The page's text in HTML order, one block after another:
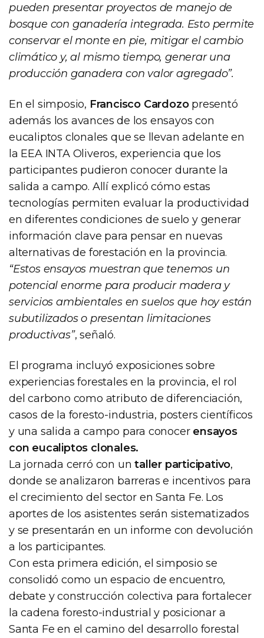
pueden presentar proyectos de manejo de
bosque con ganadería integrada. Esto permite
conservar el monte en pie, mitigar el cambio
climático y, al mismo tiempo, generar una
producción ganadera con valor agregado”.
En el simposio, Francisco Cardozopresentó
además los avances de los ensayos con
eucaliptos clonales que se llevan adelante en
la EEA INTA Oliveros, experiencia que los
participantes pudieron conocer durante la
salida a campo. Allí explicó cómo estas
tecnologías permiten evaluar la productividad
en diferentes condiciones de suelo y generar
información clave para pensar en nuevas
alternativas de forestación en la provincia.
“Estos ensayos muestran que tenemos un
potencial enorme para producir madera y
servicios ambientales en suelos que hoy están
subutilizados o presentan limitaciones
productivas”, señaló.
El programa incluyó exposiciones sobre
experiencias forestales en la provincia, el rol
del carbono como atributo de diferenciación,
casos de la foresto-industria, posters científicos
y una salida a campo para conocer ensayos
con eucaliptos clonales.
La jornada cerró con untaller participativo,
donde se analizaron barreras e incentivos para
el crecimiento del sector en Santa Fe. Los
aportes de los asistentes serán sistematizados
y se presentarán en un informe con devolución
a los participantes.
Con esta primera edición, el simposio se
consolidó como un espacio de encuentro,
debate y construcción colectiva para fortalecer
la cadena foresto-industrial y posicionar a
Santa Fe en el camino del desarrollo forestal